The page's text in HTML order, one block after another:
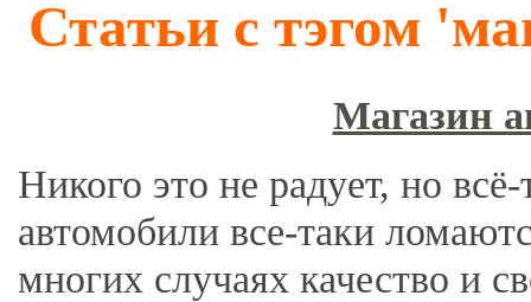
Статьи с тэгом
Магазин
Никого это не радует, но
автомобили все-таки
многих случаях качество и